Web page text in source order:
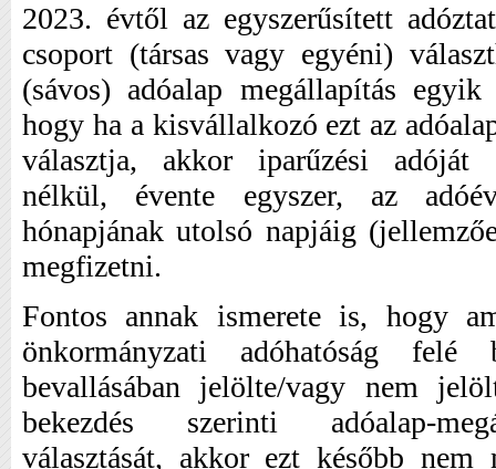
2023. évtől az egyszerűsített
csoport (társas vagy egyéni)
(sávos) adóalap megállapítás egyik
hogy ha a kisvállalkozó ezt az
választja, akkor iparűzési adóját
nélkül, évente egyszer, az
hónapjának utolsó napjáig
megfizetni.
Fontos annak ismerete is, hogy
önkormányzati adóhatóság felé
bevallásában jelölte/vagy nem
bekezdés szerinti adóalap-
választását, akkor ezt később nem